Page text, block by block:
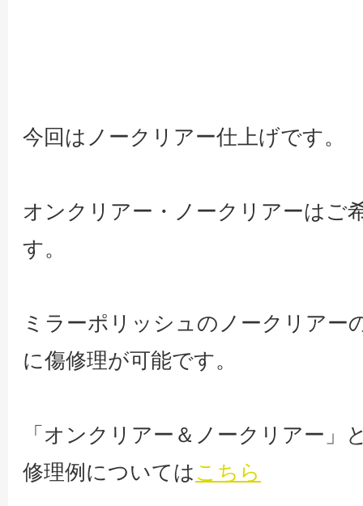
今回はノークリアー仕上げです。
オンクリアー・ノークリアーはご
す。
ミラーポリッシュのノークリアー
に傷修理が可能です。
「オンクリアー＆ノークリアー」
修理例については こちら